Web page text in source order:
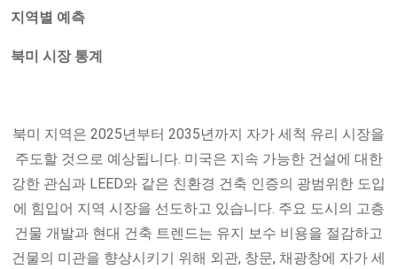
지역별 예측
북미 시장 통계
북미 지역은 2025년부터 2035년까지 자가 세척 유리 시장을
주도할 것으로 예상됩니다. 미국은 지속 가능한 건설에 대한
강한 관심과 LEED와 같은 친환경 건축 인증의 광범위한 도입
에 힘입어 지역 시장을 선도하고 있습니다. 주요 도시의 고층
건물 개발과 현대 건축 트렌드는 유지 보수 비용을 절감하고
건물의 미관을 향상시키기 위해 외관, 창문, 채광창에 자가 세